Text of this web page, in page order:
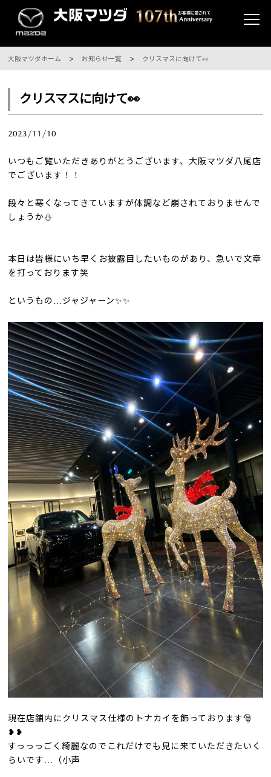
大阪マツダホーム お知らせ一覧 クリスマスに向けて👀
クリスマスに向けて👀
2023/11/10
いつもご覧いただきありがとうございます、大阪マツダ八尾店
でございます！！
段々と寒くなってきていますが体調など崩されておりませんで
しょうか⛄️
本日は皆様にいち早くお披露目したいものがあり、急いで文章
を打っております笑
というもの...ジャジャーン✨✨
現在店舗内にクリスマス仕様のトナカイを飾っております🎅
❥❥
すっっっごく綺麗なのでこれだけでも見に来ていただきたいく
らいです...（小声